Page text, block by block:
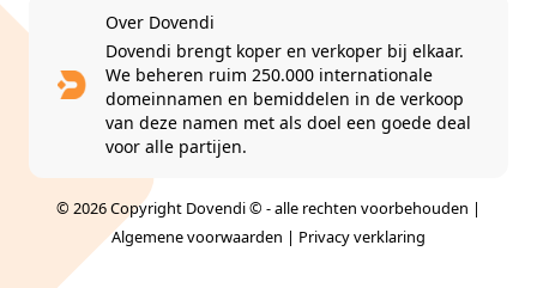
Over Dovendi
Dovendi brengt koper en verkoper bij elkaar.
We beheren ruim 250.000 internationale
domeinnamen en bemiddelen in de verkoop
van deze namen met als doel een goede deal
voor alle partijen.
© 2026 Copyright Dovendi © - alle rechten voorbehouden |
Algemene voorwaarden | Privacy verklaring